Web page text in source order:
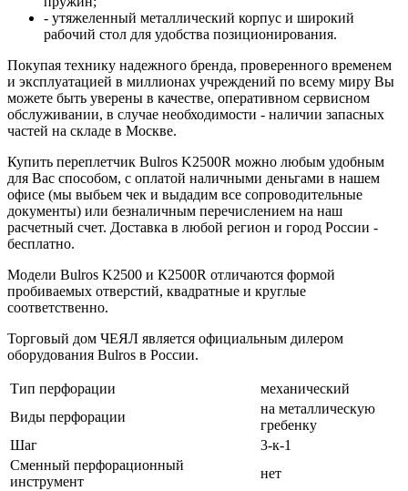
- утяжеленный металлический корпус и широкий
рабочий стол для удобства позиционирования.
Покупая технику надежного бренда, проверенного временем
и эксплуатацией в миллионах учреждений по всему миру Вы
можете быть уверены в качестве, оперативном сервисном
обслуживании, в случае необходимости - наличии запасных
частей на складе в Москве.
Купить переплетчик Bulros K2500R можно любым удобным
для Вас способом, с оплатой наличными деньгами в нашем
офисе (мы выбьем чек и выдадим все сопроводительные
документы) или безналичным перечислением на наш
расчетный счет. Доставка в любой регион и город России -
бесплатно.
Модели Bulros K2500 и К2500R отличаются формой
пробиваемых отверстий, квадратные и круглые
соответственно.
Торговый дом ЧЕЯЛ является официальным дилером
оборудования Bulros в России.
Тип перфорации
механический
Виды перфорации
на металлическую
гребенку
Шаг
3-к-1
Сменный перфорационный
инструмент
нет